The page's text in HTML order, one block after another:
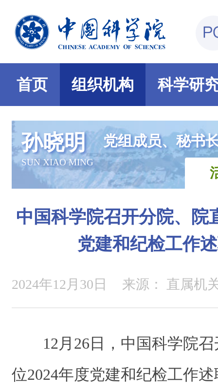
首页 组织机构 科学研
孙晓明
SUN XIAO MING
党组成员、秘书
中国科学院召开分院、院
党建和纪检工作
2024年12月30日 来源： 直属机
12月26日，中国科学院
位2024年度党建和纪检工作